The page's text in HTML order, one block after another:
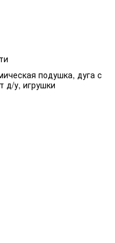
подушка, дуга с
д/у, игрушки